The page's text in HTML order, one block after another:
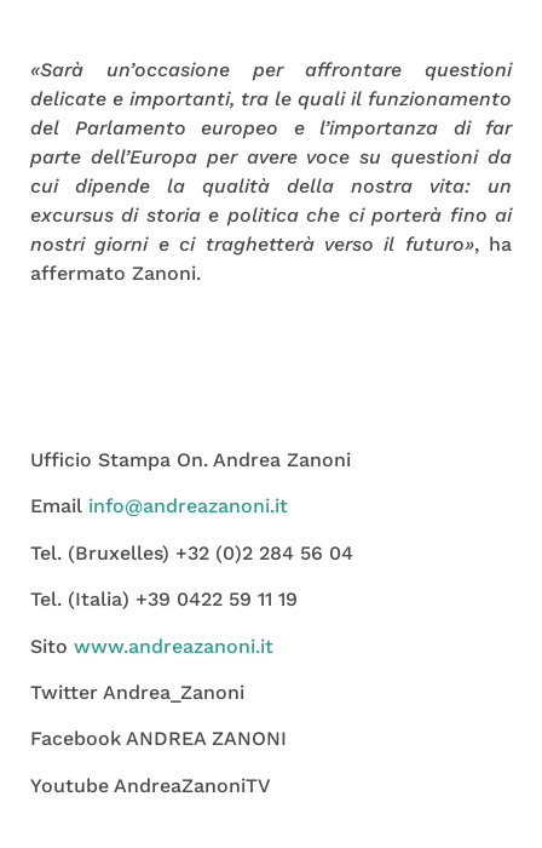
«Sarà un’occasione per affrontare questioni
delicate e importanti, tra le quali il funzionamento
del Parlamento europeo e l’importanza di far
parte dell’Europa per avere voce su questioni da
cui dipende la qualità della nostra vita: un
excursus di storia e politica che ci porterà fino ai
nostri giorni e ci traghetterà verso il futuro», ha
affermato Zanoni.
Ufficio Stampa On. Andrea Zanoni
Email info@andreazanoni.it
Tel. (Bruxelles) +32 (0)2 284 56 04
Tel. (Italia) +39 0422 59 11 19
Sito www.andreazanoni.it
Twitter Andrea_Zanoni
Facebook ANDREA ZANONI
Youtube AndreaZanoniTV